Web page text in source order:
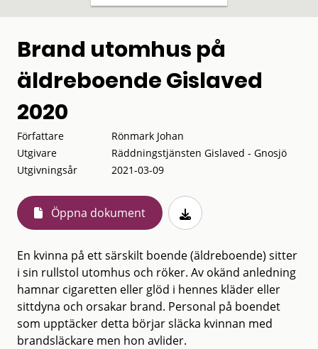
Brand utomhus på
äldreboende Gislaved
2020
Författare
Rönmark Johan
Utgivare
Räddningstjänsten Gislaved - Gnosjö
Utgivningsår
2021-03-09
Öppna dokument
En kvinna på ett särskilt boende (äldreboende) sitter
i sin rullstol utomhus och röker. Av okänd anledning
hamnar cigaretten eller glöd i hennes kläder eller
sittdyna och orsakar brand. Personal på boendet
som upptäcker detta börjar släcka kvinnan med
brandsläckare men hon avlider.